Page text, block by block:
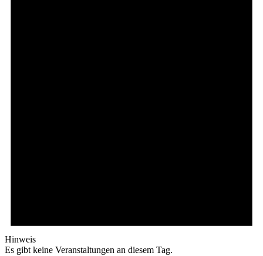
Hinweis
Es gibt keine Veranstaltungen an diesem Tag.